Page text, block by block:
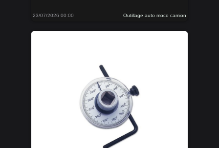
23/07/2026 00:00 Outillage auto moco camion